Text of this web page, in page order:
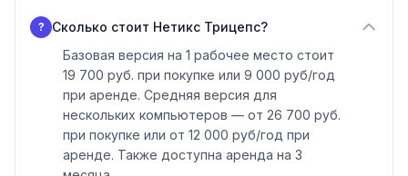
?
Сколько стоит Нетикс Трицепс?
Базовая версия на 1 рабочее место стоит
19 700 руб. при покупке или 9 000 руб/год
при аренде. Средняя версия для
нескольких компьютеров — от 26 700 руб.
при покупке или от 12 000 руб/год при
аренде. Также доступна аренда на 3